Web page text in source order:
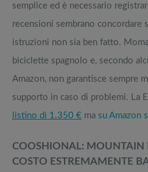
semplice ed è necessario
recensioni sembrano concordare
istruzioni non sia ben fatto.
biciclette spagnolo e, secondo
Amazon, non garantisce sempre
supporto in caso di problemi. La
listino di 1.350 € ma su Amazon
COOSHIONAL: MOUNTAIN
COSTO ESTREMAMENTE